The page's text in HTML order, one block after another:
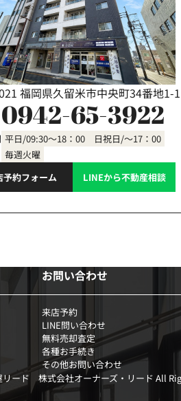
福岡県久留米市中央町34番地1-
0942-65-3922
平日/09:30～18：00 日祝日/～17：00
毎週火曜
予約フォーム
LINEから不動産相談
お問い合わせ
来店予約
LINE問い合わせ
無料売却査定
各種お手続き
その他お問い合わせ
ード 株式会社オーナーズ・リード All